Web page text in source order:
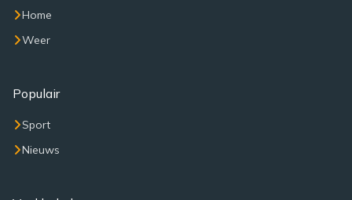
Home
Weer
Populair
Sport
Nieuws